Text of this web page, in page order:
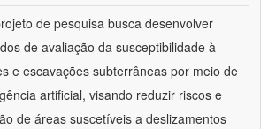
de pesquisa busca desenvolver
de avaliação da susceptibilidade à
e escavações subterrâneas por meio de
artificial, visando reduzir riscos e
de áreas suscetíveis a deslizamentos